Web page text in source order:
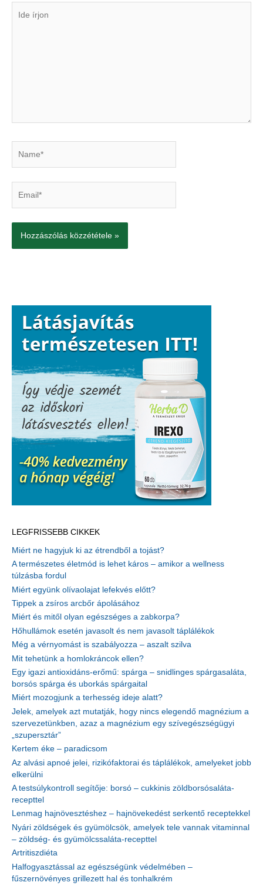
LEGFRISSEBB CIKKEK
Miért ne hagyjuk ki az étrendből a tojást?
A természetes életmód is lehet káros – amikor a wellness
túlzásba fordul
Miért együnk olívaolajat lefekvés előtt?
Tippek a zsíros arcbőr ápolásához
Miért és mitől olyan egészséges a zabkorpa?
Hőhullámok esetén javasolt és nem javasolt táplálékok
Még a vérnyomást is szabályozza – aszalt szilva
Mit tehetünk a homlokráncok ellen?
Egy igazi antioxidáns-erőmű: spárga – snidlinges spárgasaláta,
borsós spárga és uborkás spárgaital
Miért mozogjunk a terhesség ideje alatt?
Jelek, amelyek azt mutatják, hogy nincs elegendő magnézium a
szervezetünkben, azaz a magnézium egy szívegészségügyi
„szupersztár”
Kertem éke – paradicsom
Az alvási apnoé jelei, rizikófaktorai és táplálékok, amelyeket jobb
elkerülni
A testsúlykontroll segítője: borsó – cukkinis zöldborsósaláta-
recepttel
Lenmag hajnövesztéshez – hajnövekedést serkentő receptekkel
Nyári zöldségek és gyümölcsök, amelyek tele vannak vitaminnal
– zöldség- és gyümölcssaláta-recepttel
Artritiszdiéta
Halfogyasztással az egészségünk védelmében –
fűszernövényes grillezett hal és tonhalkrém